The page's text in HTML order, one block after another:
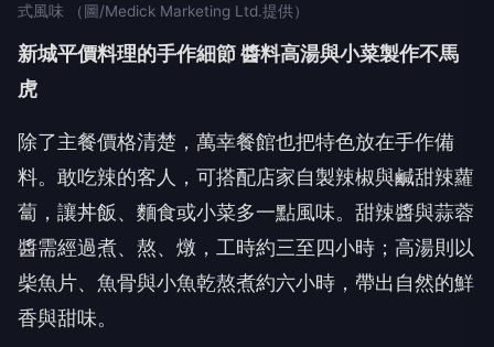
式風味 （圖/Medick Marketing Ltd.提供）
新城平價料理的手作細節 醬料高湯與小菜製作不馬
虎
除了主餐價格清楚，萬幸餐館也把特色放在手作備
料。敢吃辣的客人，可搭配店家自製辣椒與鹹甜辣蘿
蔔，讓丼飯、麵食或小菜多一點風味。甜辣醬與蒜蓉
醬需經過煮、熬、燉，工時約三至四小時；高湯則以
柴魚片、魚骨與小魚乾熬煮約六小時，帶出自然的鮮
香與甜味。